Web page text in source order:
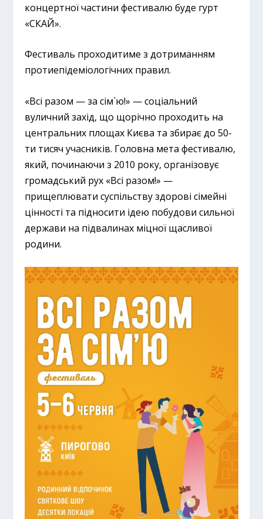
концертної частини фестивалю буде гурт
«СКАЙ».
Фестиваль проходитиме з дотриманням
протиепідеміологічних правил.
«Всі разом — за сім`ю!» — соціальний
вуличний захід, що щорічно проходить на
центральних площах Києва та збирає до 50-
ти тисяч учасників. Головна мета фестивалю,
який, починаючи з 2010 року, організовує
громадський рух «Всі разом!» —
прищеплювати суспільству здорові сімейні
цінності та підносити ідею побудови сильної
держави на підвалинах міцної щасливої
родини.